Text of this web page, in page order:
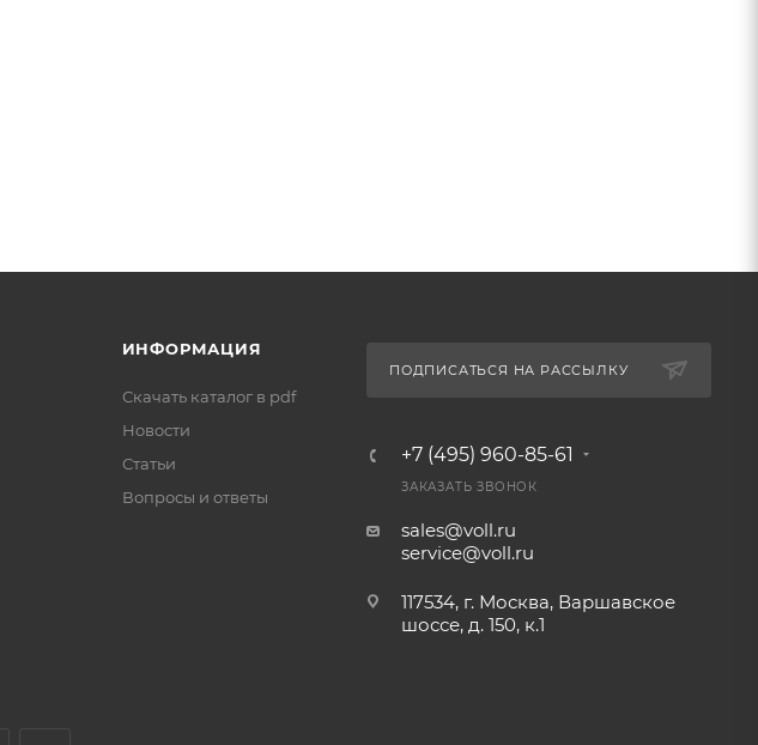
ИНФОРМАЦИЯ
Скачать каталог в pdf
Новости
Статьи
Вопросы и ответы
ПОДПИСАТЬСЯ НА РАССЫЛКУ
+7 (495) 960-85-61
ЗАКАЗАТЬ ЗВОНОК
sales@voll.ru
service@voll.ru
117534, г. Москва, Варшавское
шоссе, д. 150, к.1